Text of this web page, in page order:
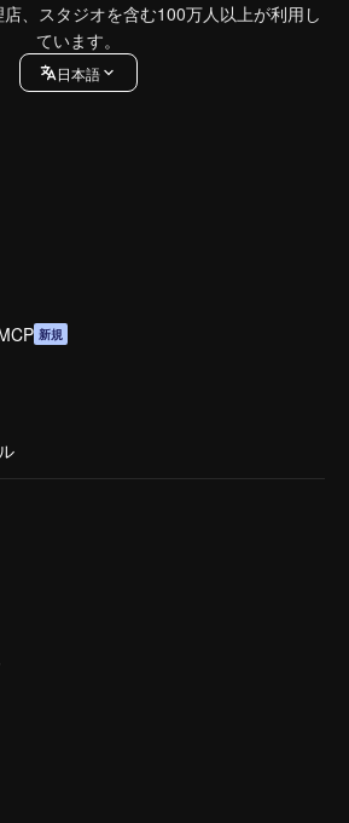
、スタジオを含む100万人以上が利用し
ています。
日本語
新規